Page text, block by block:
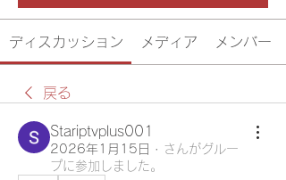
ディスカッション メディア メンバー
戻る
Stariptvplus001
2026年1月15日 · さんがグルー
プに参加しました。